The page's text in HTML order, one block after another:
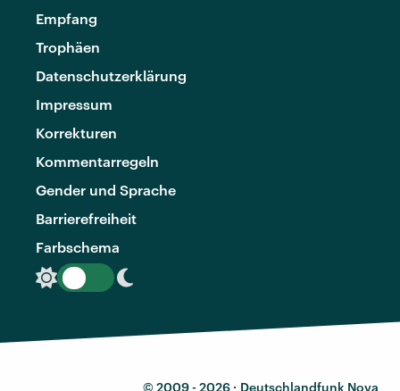
Empfang
Trophäen
Datenschutzerklärung
Impressum
Korrekturen
Kommentarregeln
Gender und Sprache
Barrierefreiheit
Farbschema
© 2009 - 2026 · Deutschlandfunk Nova